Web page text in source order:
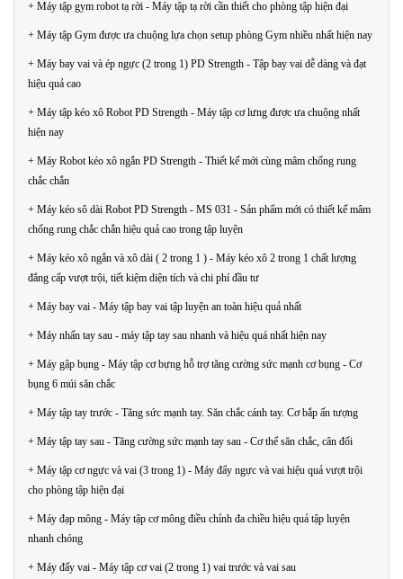
+ Máy tập gym robot tạ rời - Máy tập tạ rời cần thiết cho phòng tập hiện đại
+ Máy tập Gym được ưa chuộng lựa chọn setup phòng Gym nhiều nhất hiện nay
+ Máy bay vai và ép ngực (2 trong 1) PD Strength - Tập bay vai dễ dàng và đạt
hiệu quả cao
+ Máy tập kéo xô Robot PD Strength - Máy tập cơ lưng được ưa chuộng nhất
hiện nay
+ Máy Robot kéo xô ngắn PD Strength - Thiết kế mới cùng mâm chống rung
chắc chắn
+ Máy kéo sô dài Robot PD Strength - MS 031 - Sản phẩm mới có thiết kế mâm
chống rung chắc chắn hiệu quả cao trong tập luyện
+ Máy kéo xô ngắn và xô dài ( 2 trong 1 ) - Máy kéo xô 2 trong 1 chất lượng
đẳng cấp vượt trội, tiết kiệm diện tích và chi phí đầu tư
+ Máy bay vai - Máy tập bay vai tập luyện an toàn hiệu quả nhất
+ Máy nhấn tay sau - máy tập tay sau nhanh và hiệu quá nhất hiện nay
+ Máy gập bụng - Máy tập cơ bựng hỗ trợ tăng cường sức mạnh cơ bụng - Cơ
bụng 6 múi săn chắc
+ Máy tập tay trước - Tăng sức mạnh tay. Săn chắc cánh tay. Cơ bắp ấn tượng
+ Máy tập tay sau - Tăng cường sức mạnh tay sau - Cơ thể săn chắc, cân đối
+ Máy tập cơ ngực và vai (3 trong 1) - Máy đẩy ngực và vai hiệu quả vượt trội
cho phòng tập hiện đại
+ Máy đạp mông - Máy tập cơ mông điều chỉnh đa chiều hiệu quả tập luyện
nhanh chóng
+ Máy đẩy vai - Máy tập cơ vai (2 trong 1) vai trước và vai sau